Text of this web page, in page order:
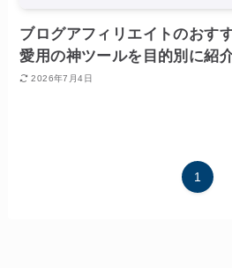
ブログアフィリエイトのおす
愛用の神ツールを目的別に紹
2026年7月4日
1